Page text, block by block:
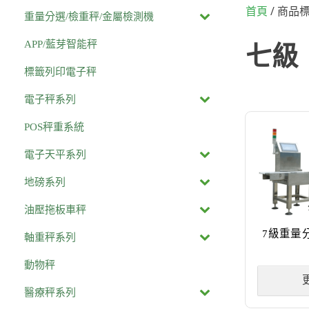
首頁 / 商品
七級
7級重量
重量分選/檢重秤/金屬檢測機
APP/藍芽智能秤
標籤列印電子秤
電子秤系列
POS秤重系統
電子天平系列
地磅系列
油壓拖板車秤
軸重秤系列
動物秤
醫療秤系列